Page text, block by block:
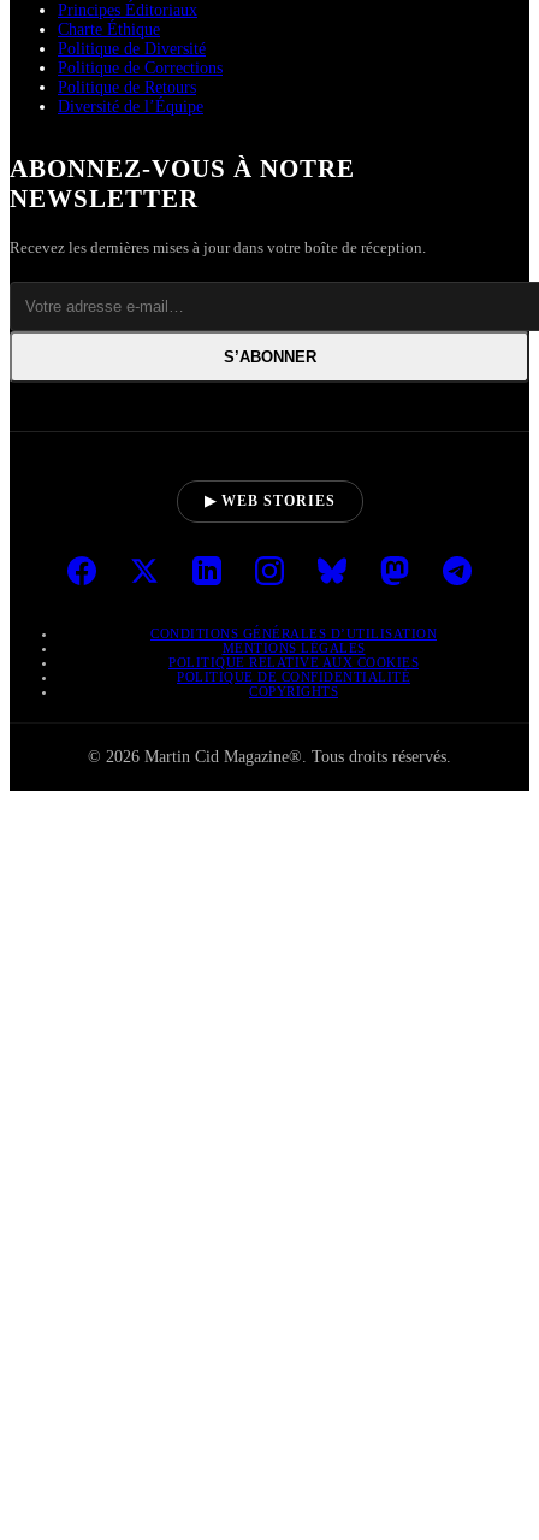
Principes Éditoriaux
Charte Éthique
Politique de Diversité
Politique de Corrections
Politique de Retours
Diversité de l’Équipe
ABONNEZ-VOUS À NOTRE
NEWSLETTER
Recevez les dernières mises à jour dans votre boîte de réception.
S’ABONNER
▶ WEB STORIES
CONDITIONS GÉNÉRALES D’UTILISATION
MENTIONS LÉGALES
POLITIQUE RELATIVE AUX COOKIES
POLITIQUE DE CONFIDENTIALITÉ
COPYRIGHTS
© 2026 Martin Cid Magazine®. Tous droits réservés.